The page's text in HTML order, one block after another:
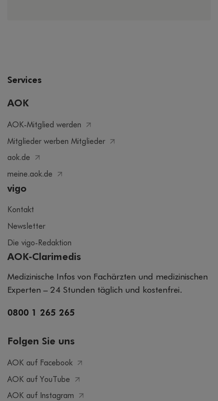
Services
AOK
AOK-Mitglied werden
Mitglieder werben Mitglieder
aok.de
meine.aok.de
vigo
Kontakt
Newsletter
Die vigo-Redaktion
AOK-Clarimedis
Medizinische Infos von Fachärzten und medizinischen
Experten – 24 Stunden täglich und kostenfrei.
0800 1 265 265
Folgen Sie uns
AOK auf Facebook
AOK auf YouTube
AOK auf Instagram